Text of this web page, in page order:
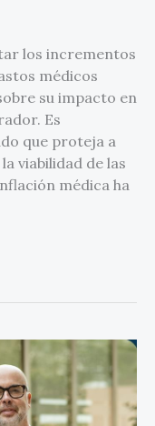
los incrementos
médicos
su impacto en
Es
que proteja a
viabilidad de las
médica ha